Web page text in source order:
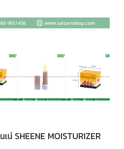
SHEENE MOISTURIZER